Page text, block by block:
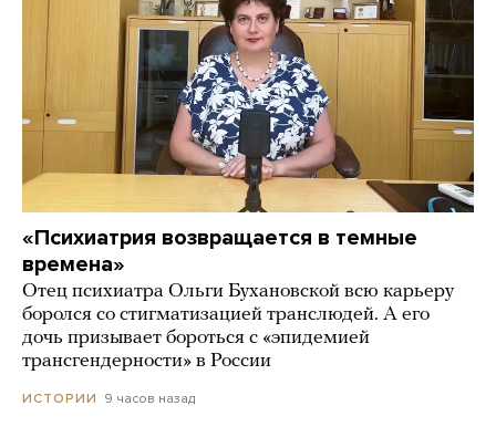
«Психиатрия возвращается в темные
времена»
Отец психиатра Ольги Бухановской всю карьеру
боролся со стигматизацией транслюдей. А его
дочь призывает бороться с «эпидемией
трансгендерности» в России
ИСТОРИИ 9 часов назад